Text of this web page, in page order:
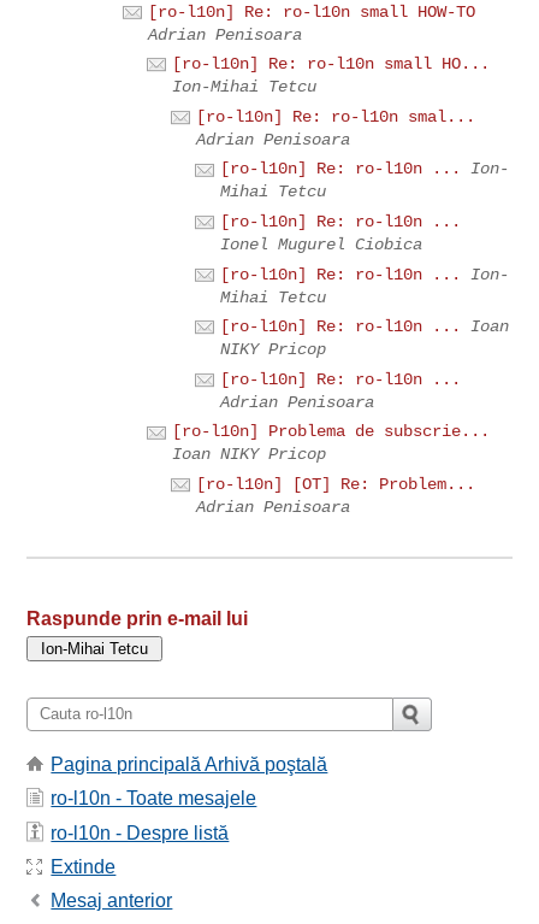
[ro-l10n] Re: ro-l10n small HOW-TO
Adrian Penisoara
[ro-l10n] Re: ro-l10n small HO...
Ion-Mihai Tetcu
[ro-l10n] Re: ro-l10n smal...
Adrian Penisoara
[ro-l10n] Re: ro-l10n ...
Ion-
Mihai Tetcu
[ro-l10n] Re: ro-l10n ...
Ionel Mugurel Ciobica
[ro-l10n] Re: ro-l10n ...
Ion-
Mihai Tetcu
[ro-l10n] Re: ro-l10n ...
Ioan
NIKY Pricop
[ro-l10n] Re: ro-l10n ...
Adrian Penisoara
[ro-l10n] Problema de subscrie...
Ioan NIKY Pricop
[ro-l10n] [OT] Re: Problem...
Adrian Penisoara
Raspunde prin e-mail lui
Pagina principală Arhivă poştală
ro-l10n - Toate mesajele
ro-l10n - Despre listă
Extinde
Mesaj anterior